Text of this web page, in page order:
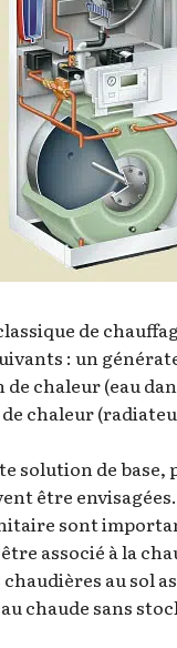
de
: un
chaleur (eau
chaleur
solution de base,
être
sont
associé à la
au sol
chaude sans